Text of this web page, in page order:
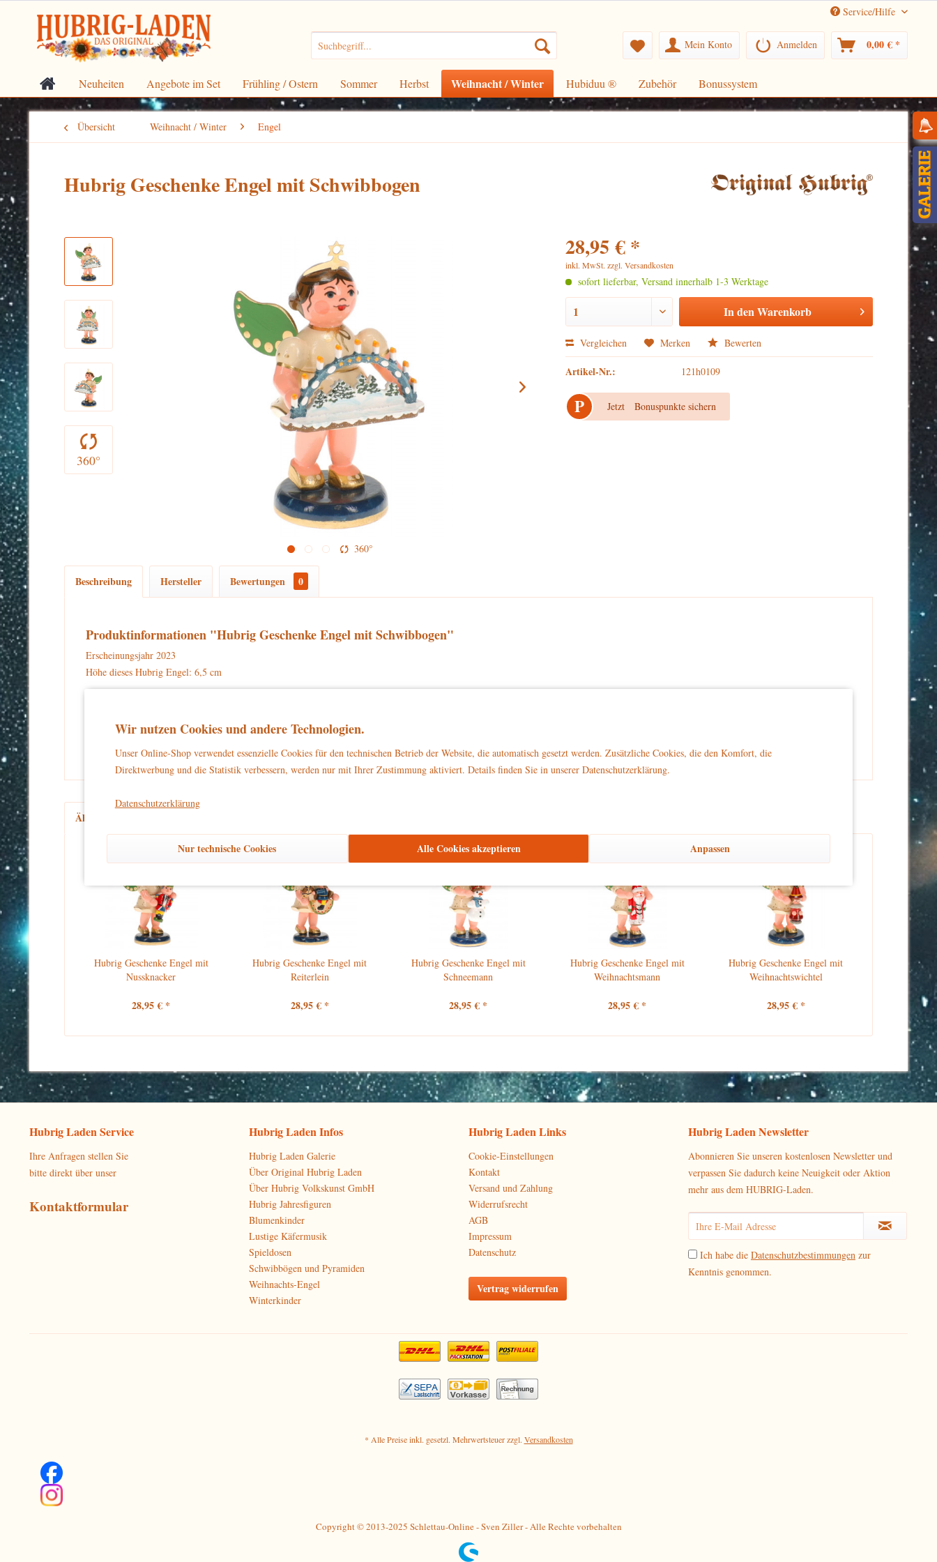
Service/Hilfe
Mein Konto Anmelden 0,00 € *
Neuheiten Angebote im Set Frühling / Ostern Sommer Herbst Weihnacht / Winter Hubiduu ® Zubehör Bonussystem
Übersicht Weihnacht / Winter Engel
Hubrig Geschenke Engel mit Schwibbogen
360°
360°
28,95 € *
inkl. MwSt.zzgl. Versandkosten
sofort lieferbar, Versand innerhalb 1-3 Werktage
In denWarenkorb
Vergleichen Merken Bewerten
Artikel-Nr.: 121h0109
P Jetzt Bonuspunkte sichern
Beschreibung Hersteller Bewertungen 0
Produktinformationen "Hubrig Geschenke Engel mit Schwibbogen"
Erscheinungsjahr 2023
Höhe dieses Hubrig Engel: 6,5 cm
und unbeschwertes Dekorieren zu gewährleisten.
Ähnliche Artikel
Hubrig Geschenke Engel mit
Nussknacker
28,95 € *
Hubrig Geschenke Engel mit
Reiterlein
28,95 € *
Hubrig Geschenke Engel mit
Schneemann
28,95 € *
Hubrig Geschenke Engel mit
Weihnachtsmann
28,95 € *
Hubrig Geschenke Engel mit
Weihnachtswichtel
28,95 € *
Hubrig Laden Service
Ihre Anfragen stellen Sie
bitte direkt über unser
Kontaktformular
Hubrig Laden Infos
Hubrig Laden Galerie
Über Original Hubrig Laden
Über Hubrig Volkskunst GmbH
Hubrig Jahresfiguren
Blumenkinder
Lustige Käfermusik
Spieldosen
Schwibbögen und Pyramiden
Weihnachts-Engel
Winterkinder
Hubrig Laden Links
Cookie-Einstellungen
Kontakt
Versand und Zahlung
Widerrufsrecht
AGB
Impressum
Datenschutz
Vertrag widerrufen
Hubrig Laden Newsletter
Abonnieren Sie unseren kostenlosen Newsletter und
verpassen Sie dadurch keine Neuigkeit oder Aktion
mehr aus dem HUBRIG-Laden.
Ich habe die Datenschutzbestimmungen zur
Kenntnis genommen.
* Alle Preise inkl. gesetzl. Mehrwertsteuer zzgl. Versandkosten
Copyright © 2013-2025 Schlettau-Online - Sven Ziller - Alle Rechte vorbehalten
Wir nutzen Cookies und andere Technologien.
Unser Online-Shop verwendet essenzielle Cookies für den technischen Betrieb der Website, die automatisch gesetzt werden. Zusätzliche Cookies, die den Komfort, die
Direktwerbung und die Statistik verbessern, werden nur mit Ihrer Zustimmung aktiviert. Details finden Sie in unserer Datenschutzerklärung.
Datenschutzerklärung
Nur technische Cookies Alle Cookies akzeptieren Anpassen